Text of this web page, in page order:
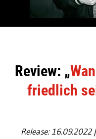
Review: „
friedlich
Release: